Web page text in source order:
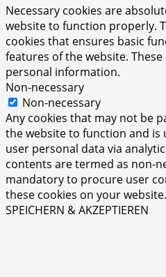
Necessary cookies are
website to function properly.
cookies that ensures basic
features of the website.
personal information.
Non-necessary
Non-necessary
Any cookies that may not be
the website to function and is
user personal data via
contents are termed as non-
mandatory to procure user
these cookies on your website.
SPEICHERN & AKZEPTIEREN